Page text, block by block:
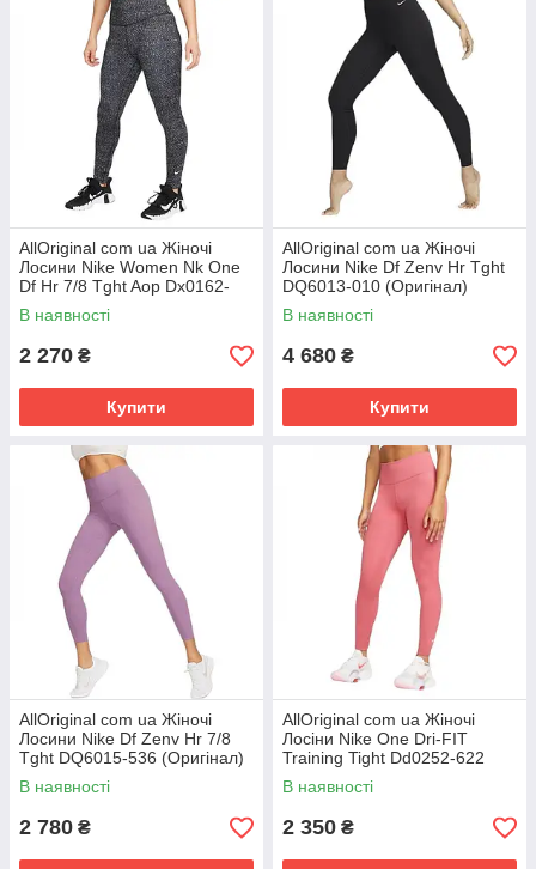
AllOriginal com ua Жіночі
Лосини Nike Women Nk One
Df Hr 7/8 Tght Aop Dx0162-
010 (Оригінал) РОЗМІРИ
ЗАПИТУЙТЕ
В наявності
2 270 ₴
Купити
AllOriginal com ua Жіночі
Лосини Nike Df Zenv Hr Tght
DQ6013-010 (Оригінал)
РОЗМІРИ ЗАПИТУЙТЕ
В наявності
4 680 ₴
Купити
AllOriginal com ua Жіночі
Лосини Nike Df Zenv Hr 7/8
Tght DQ6015-536 (Оригінал)
РОЗМІРИ ЗАПИТУЙТЕ
В наявності
2 780 ₴
AllOriginal com ua Жіночі
Лосіни Nike One Dri-FIT
Training Tight Dd0252-622
(Оригінал) РОЗМІРИ
ЗАПИТУЙТЕ
В наявності
2 350 ₴